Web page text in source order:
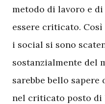
metodo di lavoro e
essere criticato.
i social si sono
sostanzialmente del
sarebbe bello
nel criticato posto di